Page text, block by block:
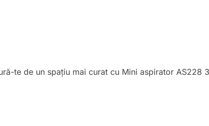
te de un spațiu mai curat cu Mini aspirator AS228